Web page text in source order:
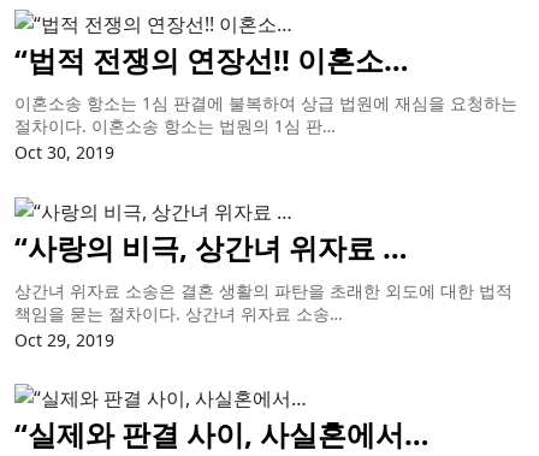
“법적 전쟁의 연장선!! 이혼소…
이혼소송 항소는 1심 판결에 불복하여 상급 법원에 재심을 요청하는
절차이다. 이혼소송 항소는 법원의 1심 판…
Oct 30, 2019
“사랑의 비극, 상간녀 위자료 …
상간녀 위자료 소송은 결혼 생활의 파탄을 초래한 외도에 대한 법적
책임을 묻는 절차이다. 상간녀 위자료 소송…
Oct 29, 2019
“실제와 판결 사이, 사실혼에서…